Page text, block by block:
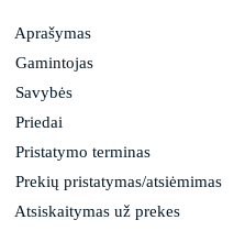
Aprašymas
Gamintojas
Savybės
Priedai
Pristatymo terminas
Prekių pristatymas/atsiėmimas
Atsiskaitymas už prekes